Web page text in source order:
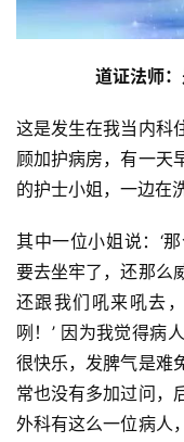
道证法师
这是发生在我当内科
顾加护病房，有一天
的护士小姐，一边在
其中一位小姐说：‘
要去坐牢了，还那么
还跟我们吼来吼去
咧！’ 因为我觉得病
很快乐，发脾气是难
常也没有多加过问，
外科有这么一位病人